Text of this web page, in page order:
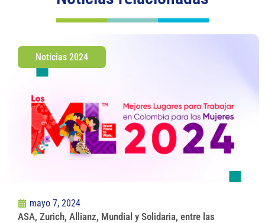
Noticias 2024
mayo 7, 2024
ASA, Zurich, Allianz, Mundial y Solidaria, entre las